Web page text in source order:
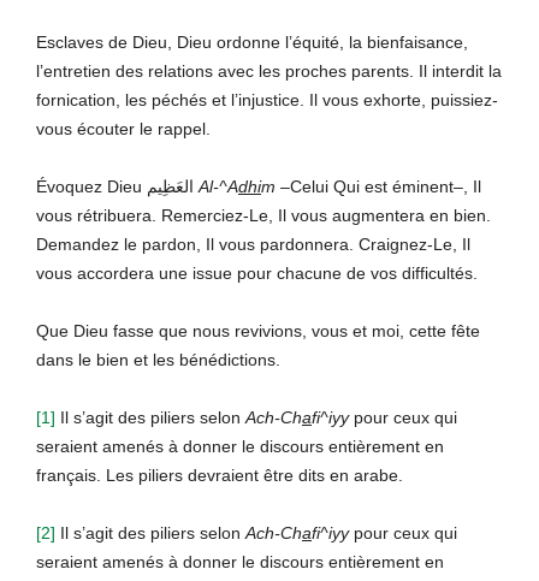
Esclaves de Dieu, Dieu ordonne l’équité, la bienfaisance,
l’entretien des relations avec les proches parents. Il interdit la
fornication, les péchés et l’injustice. Il vous exhorte, puissiez-
vous écouter le rappel.
Évoquez Dieu العَظِيم Al-^Adhim –Celui Qui est éminent–, Il
vous rétribuera. Remerciez-Le, Il vous augmentera en bien.
Demandez le pardon, Il vous pardonnera. Craignez-Le, Il
vous accordera une issue pour chacune de vos difficultés.
Que Dieu fasse que nous revivions, vous et moi, cette fête
dans le bien et les bénédictions.
[1] Il s’agit des piliers selon Ach-Chafi^iyypour ceux qui
seraient amenés à donner le discours entièrement en
français. Les piliers devraient être dits en arabe.
[2] Il s’agit des piliers selon Ach-Chafi^iyypour ceux qui
seraient amenés à donner le discours entièrement en